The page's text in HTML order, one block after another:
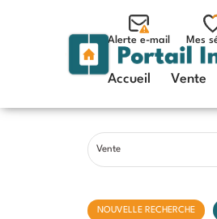
Alerte e-mail Mes
Accueil Vente
Vente
NOUVELLE RECHERCHE